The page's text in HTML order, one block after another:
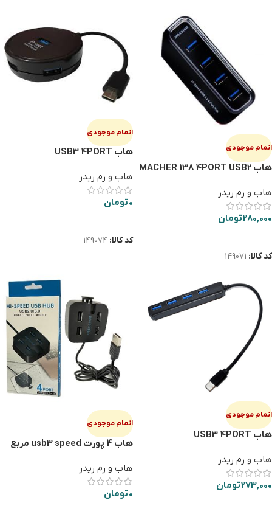
اتمام موجودی
هاب MACHER 138 4PORT USB2
هاب و رم ریدر
280,000تومان
کد کالا: 149071
اتمام موجودی
هاب USB3 4PORT
هاب و رم ریدر
0تومان
کد کالا: 149074
اتمام موجودی
هاب USB3 4PORT
هاب و رم ریدر
273,000تومان
اتمام موجودی
هاب 4 پورت usb3 speed مربع
هاب و رم ریدر
0تومان